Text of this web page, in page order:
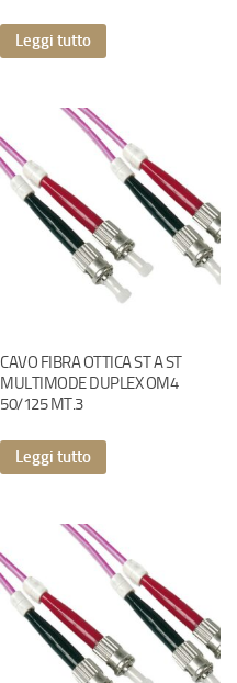
Leggi tutto
CAVO FIBRA OTTICA ST A ST
MULTIMODE DUPLEX OM4
50/125 MT.3
Leggi tutto